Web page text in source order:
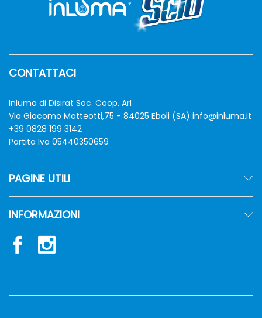
CONTATTACI
Inluma di Disirat Soc. Coop. Arl
Via Giacomo Matteotti,75 - 84025 Eboli (SA) info@inluma.it
+39 0828 199 3142
Partita Iva 05440350659
PAGINE UTILI
INFORMAZIONI